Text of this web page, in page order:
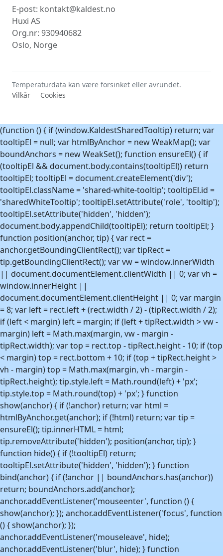
E-post: kontakt@kaldest.no
Huxi AS
Org.nr: 930940682
Oslo, Norge
Temperaturdata kan være forsinket eller avrundet.
Vilkår
Cookies
(function () { if (window.KaldestSharedTooltip) return; var
tooltipEl = null; var htmlByAnchor = new WeakMap(); var
boundAnchors = new WeakSet(); function ensureEl() { if
(tooltipEl && document.body.contains(tooltipEl)) return
tooltipEl; tooltipEl = document.createElement('div');
tooltipEl.className = 'shared-white-tooltip'; tooltipEl.id =
'sharedWhiteTooltip'; tooltipEl.setAttribute('role', 'tooltip');
tooltipEl.setAttribute('hidden', 'hidden');
document.body.appendChild(tooltipEl); return tooltipEl; }
function position(anchor, tip) { var rect =
anchor.getBoundingClientRect(); var tipRect =
tip.getBoundingClientRect(); var vw = window.innerWidth
|| document.documentElement.clientWidth || 0; var vh =
window.innerHeight ||
document.documentElement.clientHeight || 0; var margin
= 8; var left = rect.left + (rect.width / 2) - (tipRect.width / 2);
if (left < margin) left = margin; if (left + tipRect.width > vw -
margin) left = Math.max(margin, vw - margin -
tipRect.width); var top = rect.top - tipRect.height - 10; if (top
< margin) top = rect.bottom + 10; if (top + tipRect.height >
vh - margin) top = Math.max(margin, vh - margin -
tipRect.height); tip.style.left = Math.round(left) + 'px';
tip.style.top = Math.round(top) + 'px'; } function
show(anchor) { if (!anchor) return; var html =
htmlByAnchor.get(anchor); if (!html) return; var tip =
ensureEl(); tip.innerHTML = html;
tip.removeAttribute('hidden'); position(anchor, tip); }
function hide() { if (!tooltipEl) return;
tooltipEl.setAttribute('hidden', 'hidden'); } function
bind(anchor) { if (!anchor || boundAnchors.has(anchor))
return; boundAnchors.add(anchor);
anchor.addEventListener('mouseenter', function () {
show(anchor); }); anchor.addEventListener('focus', function
() { show(anchor); });
anchor.addEventListener('mouseleave', hide);
anchor.addEventListener('blur', hide); } function